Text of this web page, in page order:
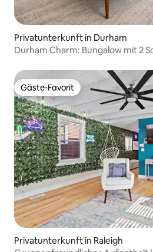
Privatunterkunft in Durham
Durham Charm: Bungalow mit 2
Gäste-Favorit
Gäste-Favorit
Privatunterkunft in Raleigh